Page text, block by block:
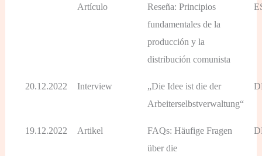
Artículo
Reseña: Principios
fundamentales de la
producción y la
distribución comunista
20.12.2022 Interview
„Die Idee ist die der
Arbeiterselbstverwaltung“
19.12.2022 Artikel
FAQs: Häufige Fragen
über die